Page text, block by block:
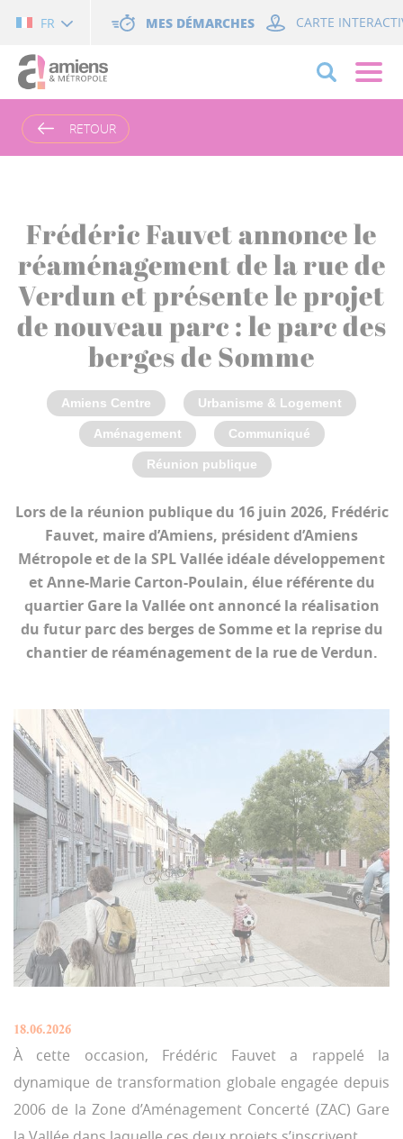
FR MES DÉMARCHES CARTE
RETOUR
Frédéric Fauvet annonce le
réaménagement de la rue de
Verdun et présente le projet
de nouveau parc : le parc des
berges de Somme
Amiens Centre Urbanisme & Logement
Aménagement Communiqué
Réunion publique
Lors de la réunion publique du 16 juin 2026, Frédéric
Fauvet, maire d’Amiens, président d’Amiens
Métropole et de la SPL Vallée idéale développement
et Anne-Marie Carton-Poulain, élue référente du
quartier Gare la Vallée ont annoncé la réalisation
du futur parc des berges de Somme et la reprise du
chantier de réaménagement de la rue de Verdun.
18.06.2026
À cette occasion, Frédéric Fauvet a rappelé la
dynamique de transformation globale engagée depuis
2006 de la Zone d’Aménagement Concerté (ZAC) Gare